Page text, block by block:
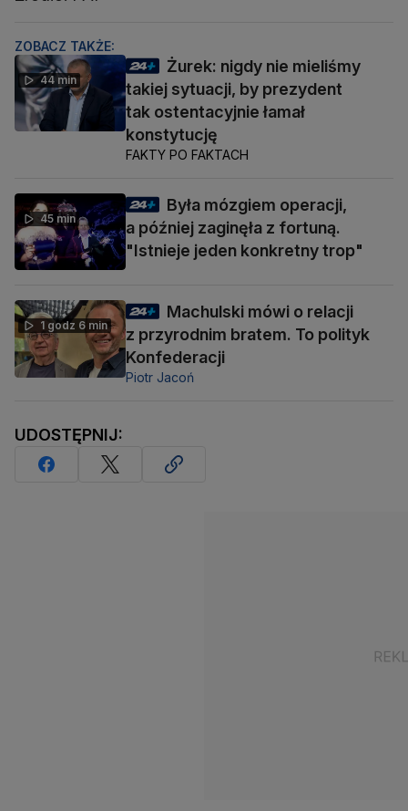
ZOBACZ TAKŻE:
44 min
Żurek: nigdy nie mieliśmy
takiej sytuacji, by prezydent
tak ostentacyjnie łamał
konstytucję
FAKTY PO FAKTACH
45 min
Była mózgiem operacji,
a później zaginęła z fortuną.
"Istnieje jeden konkretny trop"
1 godz 6 min
Machulski mówi o relacji
z przyrodnim bratem. To polityk
Konfederacji
Piotr Jacoń
UDOSTĘPNIJ: